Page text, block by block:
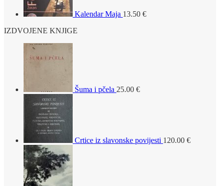
Kalendar Maja 13.50 €
IZDVOJENE KNJIGE
Šuma i pčela 25.00 €
Crtice iz slavonske povijesti 120.00 €